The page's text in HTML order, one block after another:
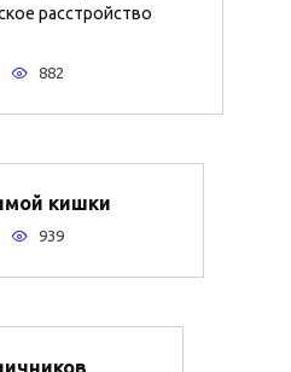
расстройство
882
кишки
939